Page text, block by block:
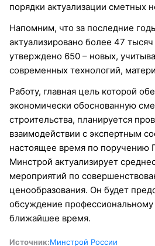
порядки актуализации сметных
Напомним, что за последние
актуализировано более 47
утверждено 650 – новых,
современных технологий,
Работу, главная цель которой
экономически обоснованную
строительства, планируется
взаимодействии с экспертным
настоящее время по поручению
Минстрой актуализирует
мероприятий по
ценообразования. Он будет
обсуждение
ближайшее время.
Источник:Минстрой России